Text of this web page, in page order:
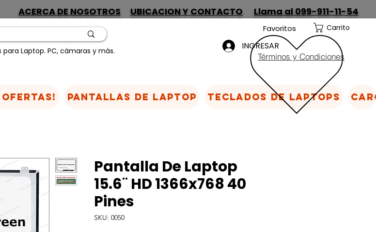
ACERCA DE NOSOTROS UBICACION Y CONTACTO Llama al 099-911-11-54
Laptop. PC, cámaras y más.
Favoritos Carrito
Términos y Condiciones
INGRESAR
Pantalla De Laptop
15.6¨ HD 1366x768 40
Pines
SKU: 0050
Pantallas de Laptop Teclados de laptops